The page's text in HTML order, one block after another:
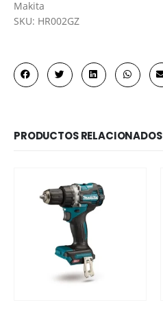
Makita
SKU: HR002GZ
PRODUCTOS RELACIONADOS